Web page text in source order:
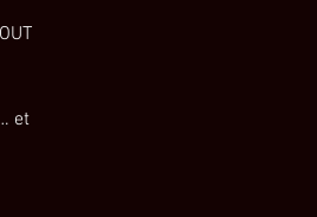
et